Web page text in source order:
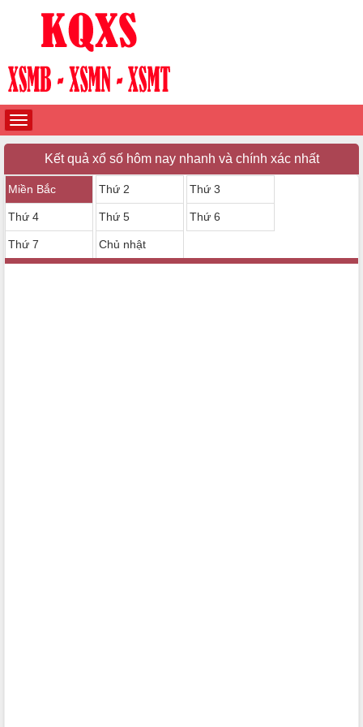
Kết quả xổ số hôm nay nhanh và chính xác nhất
Miền Bắc Thứ 2 Thứ 3
Thứ 4 Thứ 5 Thứ 6
Thứ 7 Chủ nhật